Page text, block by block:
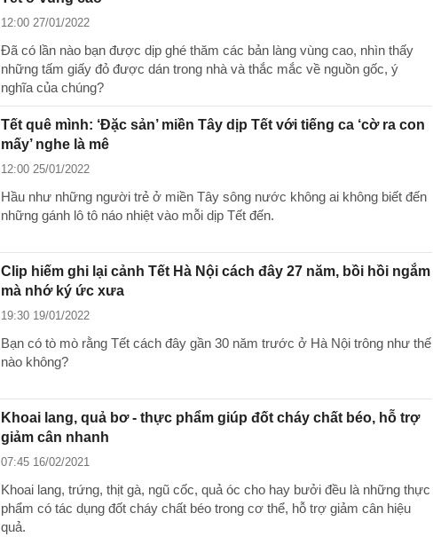
12:00 27/01/2022
Đã có lần nào bạn được dịp ghé thăm các bản làng vùng cao, nhìn thấy
những tấm giấy đỏ được dán trong nhà và thắc mắc về nguồn gốc, ý
nghĩa của chúng?
Tết quê mình: ‘Đặc sản’ miền Tây dịp Tết với tiếng ca ‘cờ ra con
mấy’ nghe là mê
12:00 25/01/2022
Hầu như những người trẻ ở miền Tây sông nước không ai không biết đến
những gánh lô tô náo nhiệt vào mỗi dịp Tết đến.
Clip hiếm ghi lại cảnh Tết Hà Nội cách đây 27 năm, bồi hồi ngắm
mà nhớ ký ức xưa
19:30 19/01/2022
Bạn có tò mò rằng Tết cách đây gần 30 năm trước ở Hà Nội trông như thế
nào không?
Khoai lang, quả bơ - thực phẩm giúp đốt cháy chất béo, hỗ trợ
giảm cân nhanh
07:45 16/02/2021
Khoai lang, trứng, thịt gà, ngũ cốc, quả óc cho hay bưởi đều là những thực
phẩm có tác dụng đốt cháy chất béo trong cơ thể, hỗ trợ giảm cân hiệu
quả.